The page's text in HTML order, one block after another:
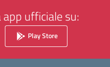
ufficiale su:
Play Store